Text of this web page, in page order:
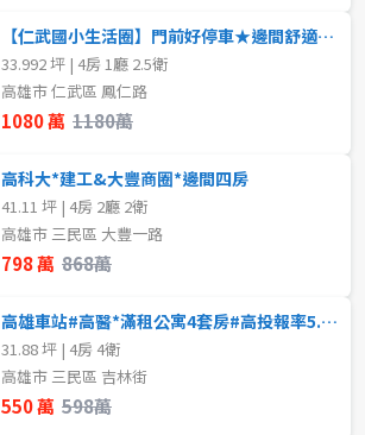
【仁武國小生活圈】門前好停車★邊間舒適★屋況極佳
33.992 坪 | 4房 1廳 2.5衛
高雄市 仁武區 鳳仁路
1080 萬 1180萬
高科大*建工&大豐商圈*邊間四房
41.11 坪 | 4房 2廳 2衛
高雄市 三民區 大豐一路
798 萬 868萬
高雄車站#高醫*滿租公寓4套房#高投報率5.8%
31.88 坪 | 4房 4衛
高雄市 三民區 吉林街
550 萬 598萬